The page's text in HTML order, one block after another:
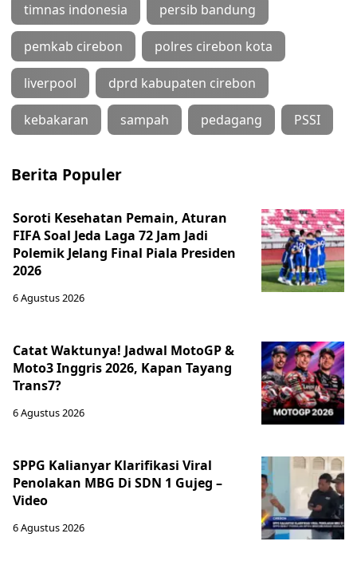
timnas indonesia persib bandung
pemkab cirebon polres cirebon kota
liverpool dprd kabupaten cirebon
kebakaran sampah pedagang PSSI
Berita Populer
Soroti Kesehatan Pemain, Aturan
FIFA Soal Jeda Laga 72 Jam Jadi
Polemik Jelang Final Piala Presiden
2026
6 Agustus 2026
Catat Waktunya! Jadwal MotoGP &
Moto3 Inggris 2026, Kapan Tayang
Trans7?
6 Agustus 2026
SPPG Kalianyar Klarifikasi Viral
Penolakan MBG Di SDN 1 Gujeg –
Video
6 Agustus 2026